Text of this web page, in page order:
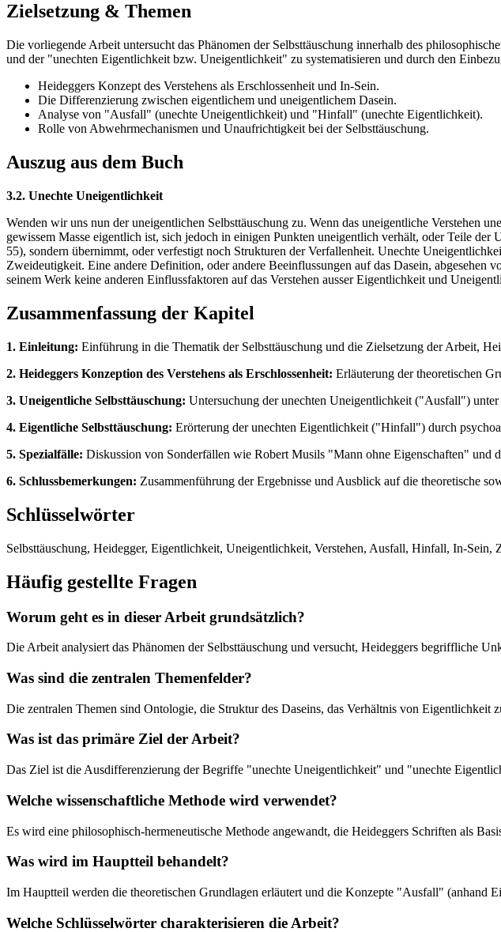
Zielsetzung & Themen
Die vorliegende Arbeit untersucht das Phänomen der Selbsttäuschung innerhalb des
und der "unechten Eigentlichkeit bzw. Uneigentlichkeit" zu systematisieren und durch den
Heideggers Konzept des Verstehens als Erschlossenheit und In-Sein.
Die Differenzierung zwischen eigentlichem und uneigentlichem Dasein.
Analyse von "Ausfall" (unechte Uneigentlichkeit) und "Hinfall" (unechte Eigentlichkeit).
Rolle von Abwehrmechanismen und Unaufrichtigkeit bei der Selbsttäuschung.
Auszug aus dem Buch
3.2. Unechte Uneigentlichkeit
Wenden wir uns nun der uneigentlichen Selbsttäuschung zu. Wenn das uneigentliche Verstehen
gewissem Masse eigentlich ist, sich jedoch in einigen Punkten uneigentlich verhält, oder Teile
55), sondern übernimmt, oder verfestigt noch Strukturen der Verfallenheit. Unechte
Zweideutigkeit. Eine andere Definition, oder andere Beeinflussungen auf das Dasein, abgesehen
seinem Werk keine anderen Einflussfaktoren auf das Verstehen ausser Eigentlichkeit und
Zusammenfassung der Kapitel
1. Einleitung: Einführung in die Thematik der Selbsttäuschung und die Zielsetzung der Arbeit,
2. Heideggers Konzeption des Verstehens als Erschlossenheit: Erläuterung der theoretischen
3. Uneigentliche Selbsttäuschung: Untersuchung der unechten Uneigentlichkeit ("Ausfall")
4. Eigentliche Selbsttäuschung: Erörterung der unechten Eigentlichkeit ("Hinfall") durch
5. Spezialfälle: Diskussion von Sonderfällen wie Robert Musils "Mann ohne Eigenschaften" und
6. Schlussbemerkungen: Zusammenführung der Ergebnisse und Ausblick auf die theoretische
Schlüsselwörter
Selbsttäuschung, Heidegger, Eigentlichkeit, Uneigentlichkeit, Verstehen, Ausfall, Hinfall, In-
Häufig gestellte Fragen
Worum geht es in dieser Arbeit grundsätzlich?
Die Arbeit analysiert das Phänomen der Selbsttäuschung und versucht, Heideggers begriffliche
Was sind die zentralen Themenfelder?
Die zentralen Themen sind Ontologie, die Struktur des Daseins, das Verhältnis von
Was ist das primäre Ziel der Arbeit?
Das Ziel ist die Ausdifferenzierung der Begriffe "unechte Uneigentlichkeit" und "unechte
Welche wissenschaftliche Methode wird verwendet?
Es wird eine philosophisch-hermeneutische Methode angewandt, die Heideggers Schriften als
Was wird im Hauptteil behandelt?
Im Hauptteil werden die theoretischen Grundlagen erläutert und die Konzepte "Ausfall" (anhand
Welche Schlüsselwörter charakterisieren die Arbeit?